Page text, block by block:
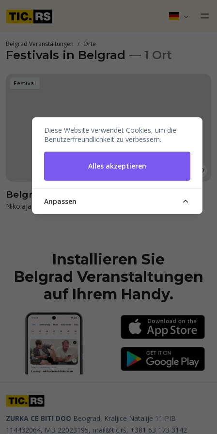
Belgrad Veranstaltungen Orte
Festivals in Belgrad — 1 Ort
Festival
Belgrade River Fest
Nikolaja Kravcova 1
Installieren Sie
Belgrad Veranstaltungen
auf Ihrem Handy.
ZURKA CE BITI DOO Beograd, Kraljice Natalije 11 PIB
114432064, MB 22023195, mail@tic.rs, +381 63 173 3142
Diese Website verwendet Cookies, um die
Benutzerfreundlichkeit zu verbessern.
Alles akzeptieren
Anpassen